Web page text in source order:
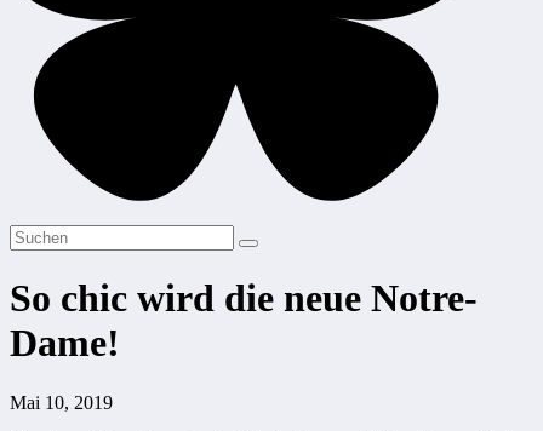
So chic wird die neue Notre-
Dame!
Mai 10, 2019